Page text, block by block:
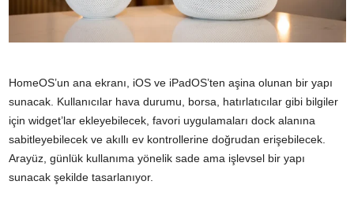
HomeOS’un ana ekranı, iOS ve iPadOS’ten aşina olunan bir yapı
sunacak. Kullanıcılar hava durumu, borsa, hatırlatıcılar gibi bilgiler
için widget’lar ekleyebilecek, favori uygulamaları dock alanına
sabitleyebilecek ve akıllı ev kontrollerine doğrudan erişebilecek.
Arayüz, günlük kullanıma yönelik sade ama işlevsel bir yapı
sunacak şekilde tasarlanıyor.